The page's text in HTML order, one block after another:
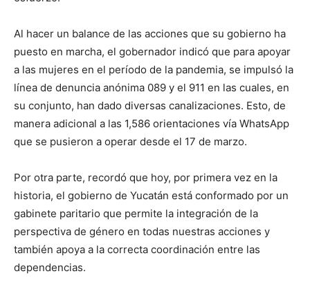
Al hacer un balance de las acciones que su gobierno ha
puesto en marcha, el gobernador indicó que para apoyar
a las mujeres en el período de la pandemia, se impulsó la
línea de denuncia anónima 089 y el 911 en las cuales, en
su conjunto, han dado diversas canalizaciones. Esto, de
manera adicional a las 1,586 orientaciones vía WhatsApp
que se pusieron a operar desde el 17 de marzo.
Por otra parte, recordó que hoy, por primera vez en la
historia, el gobierno de Yucatán está conformado por un
gabinete paritario que permite la integración de la
perspectiva de género en todas nuestras acciones y
también apoya a la correcta coordinación entre las
dependencias.